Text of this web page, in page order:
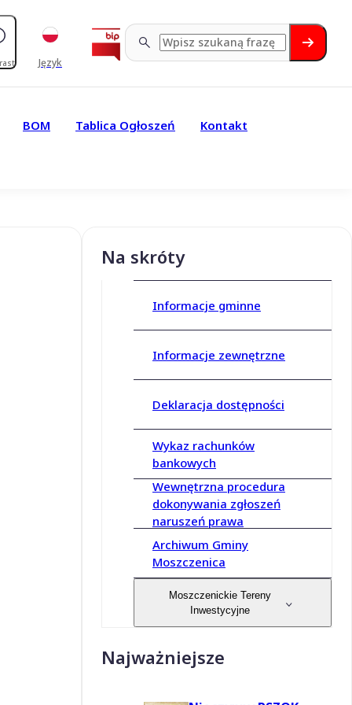
Język
BOM Tablica Ogłoszeń Kontakt
Na skróty
Informacje gminne
Informacje zewnętrzne
Deklaracja dostępności
Wykaz rachunków
bankowych
Wewnętrzna procedura
dokonywania zgłoszeń
naruszeń prawa
Archiwum Gminy
Moszczenica
Moszczenickie Tereny
Inwestycyjne
Najważniejsze